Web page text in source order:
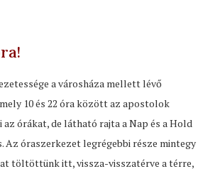
a városháza mellett lévő
10 és 22 óra között az apostolok
órákat, de látható rajta a Nap és a Hold
Az óraszerkezet legrégebbi része mintegy
töltöttünk itt, vissza-visszatérve a térre,